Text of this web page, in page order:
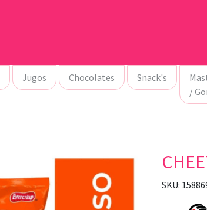
Jugos Chocolates Snack's
/
SKU: